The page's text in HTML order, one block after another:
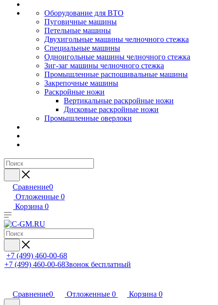
Оборудование для ВТО
Пуговичные машины
Петельные машины
Двухигольные машины челночного стежка
Специальные машины
Одноигольные машины челночного стежка
Зиг-заг машины челночного стежка
Промышленные распошивальные машины
Закрепочные машины
Раскройные ножи
Вертикальные раскройные ножи
Дисковые раскройные ножи
Промышленные оверлоки
Сравнение0
Отложенные 0
Корзина 0
+7 (499) 460-00-68
+7 (499) 460-00-68Звонок бесплатный
Сравнение0 Отложенные 0 Корзина 0